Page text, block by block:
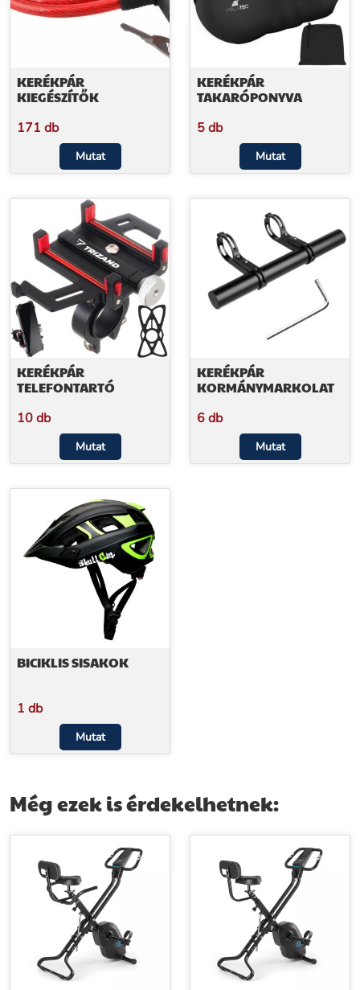
KERÉKPÁR
KIEGÉSZÍTŐK
171 db
Mutat
KERÉKPÁR
TAKARÓPONYVA
5 db
Mutat
KERÉKPÁR
TELEFONTARTÓ
10 db
Mutat
KERÉKPÁR
KORMÁNYMARKOLAT
6 db
Mutat
BICIKLIS SISAKOK
1 db
Mutat
Még ezek is érdekelhetnek: